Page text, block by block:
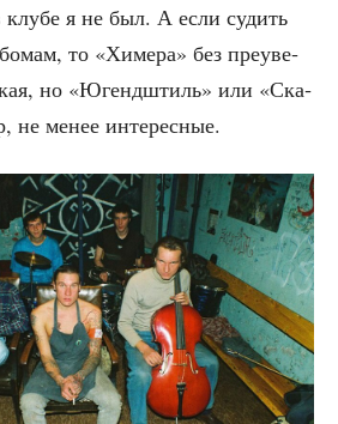
клу­бе я не был. А если судить
то «Химе­ра» без пре­уве­
но «Югенд­штиль» или «Ска­
не менее интересные.